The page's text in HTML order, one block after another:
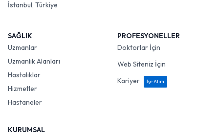
İstanbul, Türkiye
SAĞLIK
Uzmanlar
Uzmanlık Alanları
Hastalıklar
Hizmetler
Hastaneler
PROFESYONELLER
Doktorlar İçin
Web Siteniz İçin
Kariyer
İşe Alım
KURUMSAL